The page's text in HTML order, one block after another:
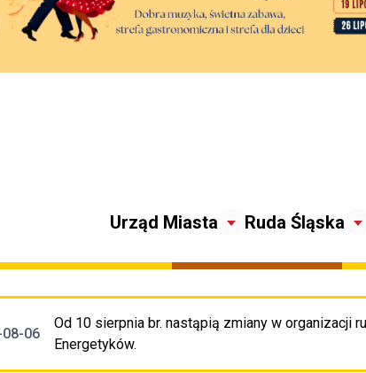
Urząd Miasta Ruda Śląska
06
Od 10 sierpnia br. nastąpią zmiany w organizacji
Energetyków.